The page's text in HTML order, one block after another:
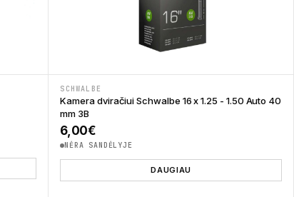
SCHWALBE
Kamera dviračiui Schwalbe 16 x 1.25 - 1.50 Auto 40
mm 3B
6,00€
NĖRA SANDĖLYJE
DAUGIAU